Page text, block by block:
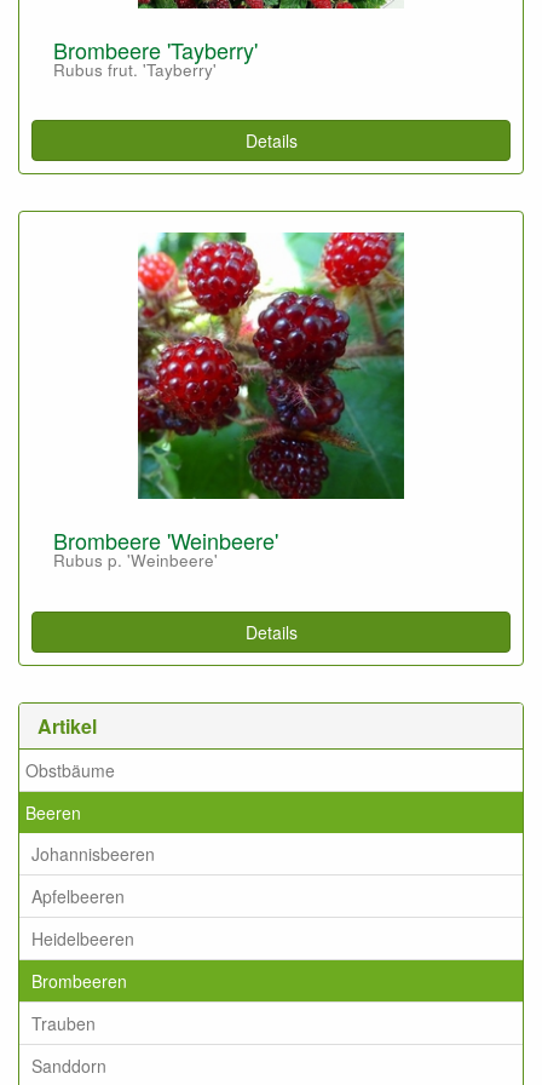
Artikel
Obstbäume
Beeren
Johannisbeeren
Apfelbeeren
Heidelbeeren
Brombeeren
Trauben
Sanddorn
Brombeere 'Tayberry'
Rubus frut. 'Tayberry'
Details
Brombeere 'Weinbeere'
Rubus p. 'Weinbeere'
Details